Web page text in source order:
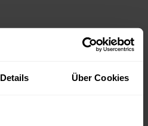
Details Über Cookies